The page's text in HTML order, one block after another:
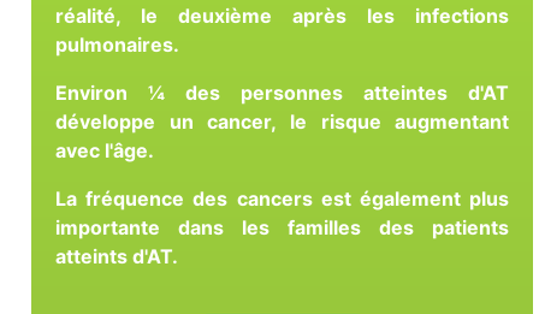
réalité, le deuxième après les infections
pulmonaires.
Environ ¼ des personnes atteintes d'AT
développe un cancer, le risque augmentant
avec l'âge.
La fréquence des cancers est également plus
importante dans les familles des patients
atteints d'AT.